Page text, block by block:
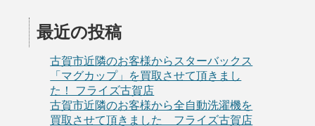
最近の投稿
古賀市近隣のお客様からスターバックス
「マグカップ」を買取させて頂きまし
た！ フライズ古賀店
古賀市近隣のお客様から全自動洗濯機を
買取させて頂きました フライズ古賀店